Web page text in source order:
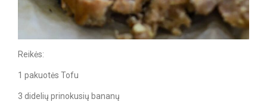
Reikės:
1 pakuotės Tofu
3 didelių prinokusių bananų